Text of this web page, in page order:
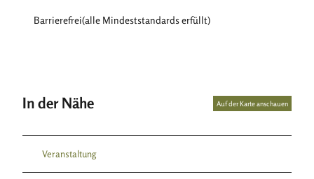
Barrierefrei(alle Mindeststandards erfüllt)
In der Nähe Auf der Karte anschauen
Veranstaltung